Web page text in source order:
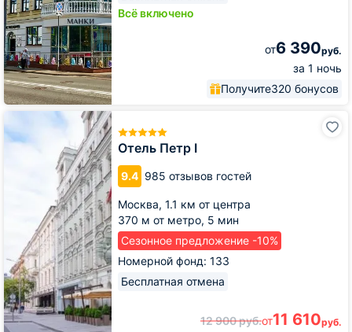
Всё включено
от6 390руб.
за 1 ночь
Получите320 бонусов
Отель Петр I
9.4 985 отзывов гостей
Москва, 1.1 км от центра
370 м от метро, 5 мин
Сезонное предложение -10%
Номерной фонд: 133
Бесплатная отмена
12 900руб.от11 610руб.
Петр